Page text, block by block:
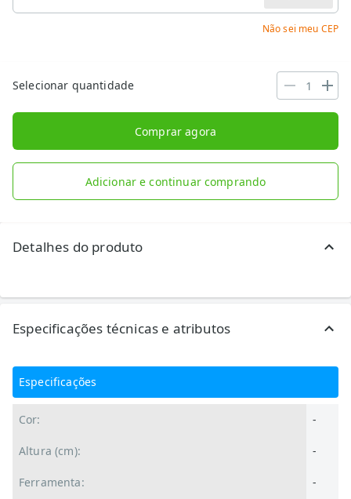
Não sei meu CEP
Selecionar quantidade
Comprar agora
Adicionar e continuar comprando
Detalhes do produto
Especificações técnicas e atributos
Especificações
Cor: -
Altura (cm): -
Ferramenta: -